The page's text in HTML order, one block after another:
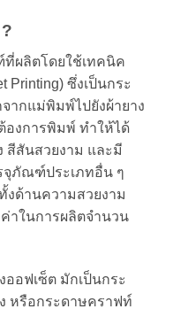
ผลิตโดยใช้เทคนิค
Printing) ซึ่งเป็นกระ
กแม่พิมพ์ไปยังผ้ายาง
งการพิมพ์ ทำให้ได้
สีสันสวยงาม และมี
จุภัณฑ์ประเภทอื่น ๆ
งด้านความสวยงาม
าในการผลิตจำนวน
อฟเซ็ต มักเป็นกระ
หรือกระดาษคราฟท์